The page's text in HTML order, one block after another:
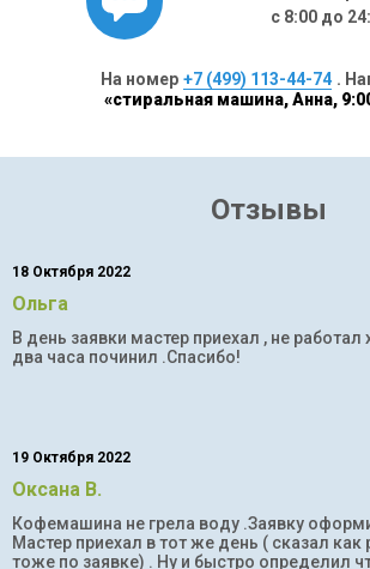
с 8:00 до
На номер +7 (499) 113-44-74 .
«стиральная машина, Анна,
Отзывы
18 Октября 2022
Ольга
В день заявки мастер приехал , не работал
два часа починил .Спасибо!
19 Октября 2022
Оксана В.
Кофемашина не грела воду .Заявку
Мастер приехал в тот же день ( сказал
тоже по заявке) . Ну и быстро определил